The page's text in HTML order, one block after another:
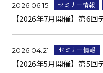
2026.06.15 セミナー情報
【2026年7月開催】第6
2026.04.21 セミナー情報
【2026年5月開催】第5